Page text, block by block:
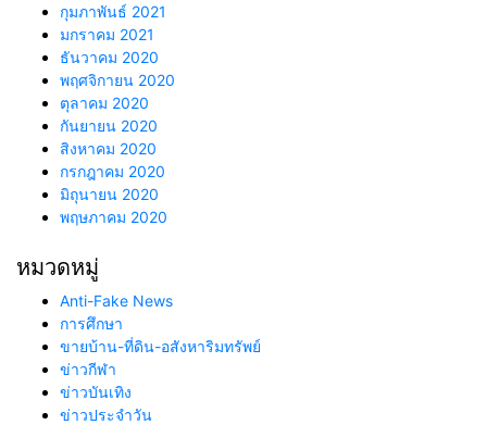
กุมภาพันธ์ 2021
มกราคม 2021
ธันวาคม 2020
พฤศจิกายน 2020
ตุลาคม 2020
กันยายน 2020
สิงหาคม 2020
กรกฎาคม 2020
มิถุนายน 2020
พฤษภาคม 2020
หมวดหมู่
Anti-Fake News
การศึกษา
ขายบ้าน-ที่ดิน-อสังหาริมทรัพย์
ข่าวกีฬา
ข่าวบันเทิง
ข่าวประจำวัน